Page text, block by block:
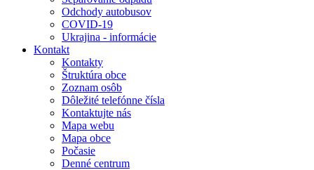
Odchody autobusov
COVID-19
Ukrajina - informácie
Kontakt
Kontakty
Štruktúra obce
Zoznam osôb
Dôležité telefónne čísla
Kontaktujte nás
Mapa webu
Mapa obce
Počasie
Denné centrum